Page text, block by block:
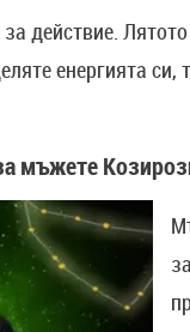
действие.
енергията
мъжете